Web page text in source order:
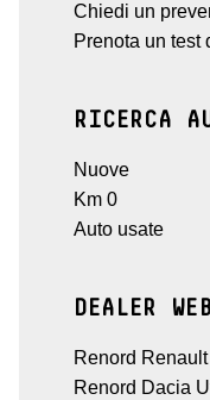
Chiedi un
Prenota un test
RICERCA
Nuove
Km 0
Auto usate
DEALER
Renord
Renord Dacia